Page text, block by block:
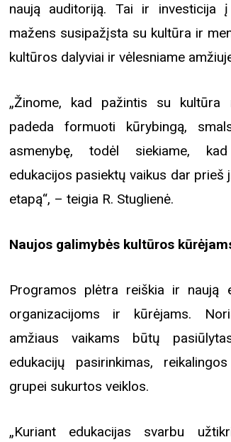
naują auditoriją. Tai ir investicija
mažens susipažįsta su kultūra ir
kultūros dalyviai ir vėlesniame
„Žinome, kad pažintis su kultūra
padeda formuoti kūrybingą,
asmenybę, todėl siekiame,
edukacijos pasiektų vaikus dar prieš
etapą“, – teigia R. Stuglienė.
Naujos galimybės kultūros
Programos plėtra reiškia ir naują
organizacijoms ir kūrėjams.
amžiaus vaikams būtų
edukacijų pasirinkimas,
grupei sukurtos veiklos.
„Kuriant edukacijas svarbu